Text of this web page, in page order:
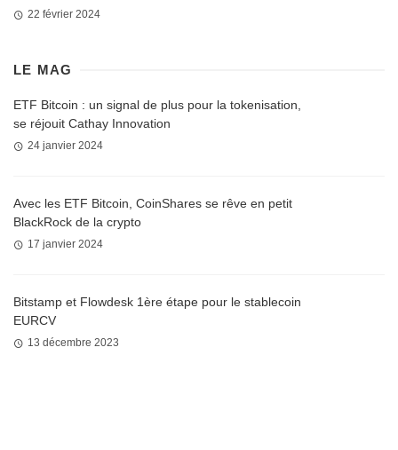
22 février 2024
LE MAG
ETF Bitcoin : un signal de plus pour la tokenisation,
se réjouit Cathay Innovation
24 janvier 2024
Avec les ETF Bitcoin, CoinShares se rêve en petit
BlackRock de la crypto
17 janvier 2024
Bitstamp et Flowdesk 1ère étape pour le stablecoin
EURCV
13 décembre 2023